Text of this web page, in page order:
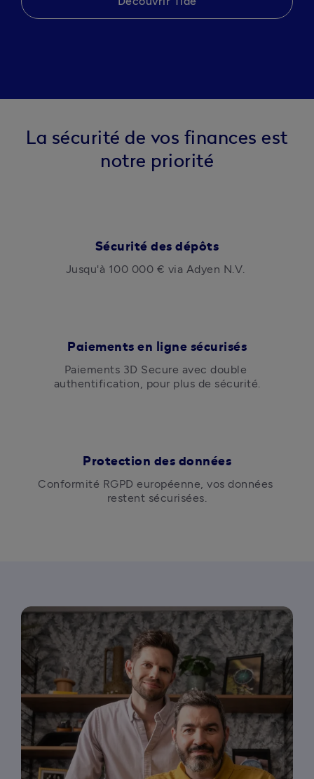
La sécurité de vos finances est
notre priorité
Sécurité des dépôts
Jusqu'à 100 000 € via Adyen N.V.
Paiements en ligne sécurisés
Paiements 3D Secure avec double
authentification, pour plus de sécurité.
Protection des données
Conformité RGPD européenne, vos données
restent sécurisées.